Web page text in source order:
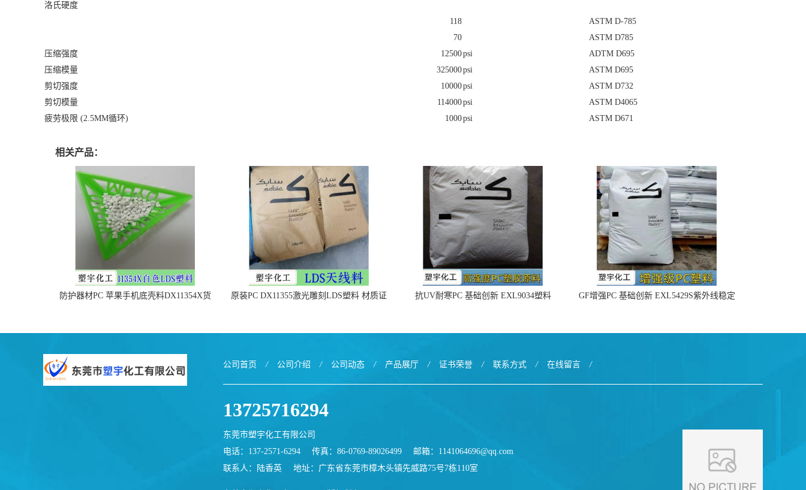
洛氏硬度
118
ASTM D-785
70
ASTM D785
压缩强度
12500psi
ADTM D695
压缩模量
325000psi
ASTM D695
剪切强度
10000psi
ASTM D732
剪切模量
114000psi
ASTM D4065
疲劳极限 (2.5MM循环)
1000psi ASTM D671
相关产品：
防护器材PC 苹果手机底壳料DX11354X货
原装PC DX11355激光雕刻LDS塑料 材质证
抗UV耐寒PC 基础创新 EXL9034塑料
GF增强PC 基础创新 EXL5429S紫外线稳定
公司首页 / 公司介绍 / 公司动态 / 产品展厅 / 证书荣誉 / 联系方式 / 在线留言 /
13725716294
东莞市塑宇化工有限公司
电话：137-2571-6294
传真：86-0769-89026499 邮箱： 1141064696@qq.com
联系人：陆香英
地址：广东省东莞市樟木头镇先威路75号7栋110室